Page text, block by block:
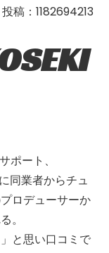
投稿：1182694213
ポート、
同業者からチュ
ロデューサーか
。
と思い口コミで